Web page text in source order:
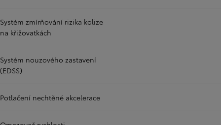
Systém zmírňování rizika kolize
na křižovatkách
Systém nouzového zastavení
(EDSS)
Potlačení nechtěné akcelerace